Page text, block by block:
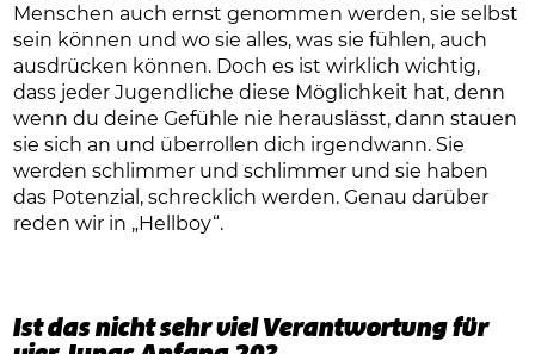
Menschen auch ernst genommen werden, sie selbst
sein können und wo sie alles, was sie fühlen, auch
ausdrücken können. Doch es ist wirklich wichtig,
dass jeder Jugendliche diese Möglichkeit hat, denn
wenn du deine Gefühle nie herauslässt, dann stauen
sie sich an und überrollen dich irgendwann. Sie
werden schlimmer und schlimmer und sie haben
das Potenzial, schrecklich werden. Genau darüber
reden wir in „Hellboy“.
Ist das nicht sehr viel Verantwortung für